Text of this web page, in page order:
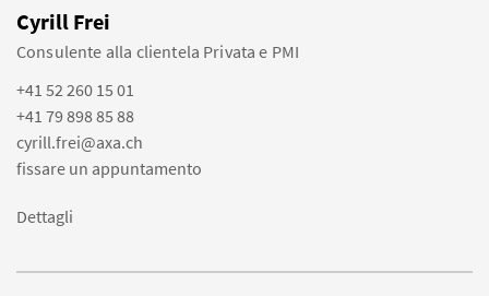
Cyrill Frei
Consulente alla clientela Privata e PMI
+41 52 260 15 01
+41 79 898 85 88
cyrill.frei@axa.ch
fissare un appuntamento
Dettagli